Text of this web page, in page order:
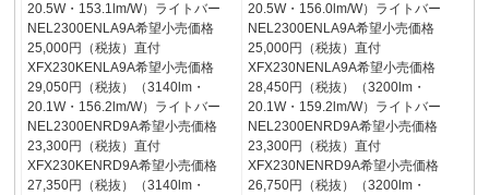
20.5W・153.1lm/W）ライトバー
NEL2300ENLA9A希望小売価格
25,000円（税抜）直付
XFX230KENLA9A希望小売価格
29,050円（税抜）（3140lm・
20.1W・156.2lm/W）ライトバー
NEL2300ENRD9A希望小売価格
23,300円（税抜）直付
XFX230KENRD9A希望小売価格
27,350円（税抜）（3140lm・
20.5W・156.0lm/W）ライトバー
NEL2300ENLA9A希望小売価格
25,000円（税抜）直付
XFX230NENLA9A希望小売価格
28,450円（税抜）（3200lm・
20.1W・159.2lm/W）ライトバー
NEL2300ENRD9A希望小売価格
23,300円（税抜）直付
XFX230NENRD9A希望小売価格
26,750円（税抜）（3200lm・